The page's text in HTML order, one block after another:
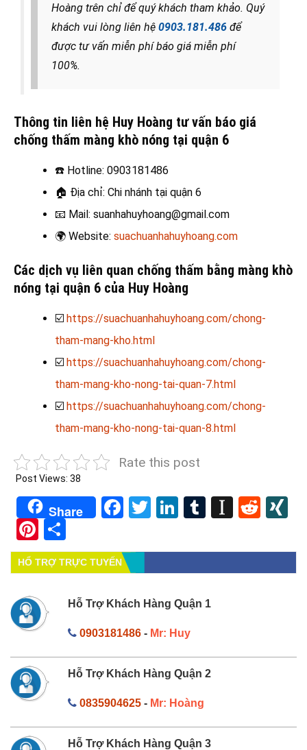
Hoàng trên chỉ để quý khách tham khảo. Quý
khách vui lòng liên hệ 0903.181.486 để
được tư vấn miễn phí báo giá miễn phí
100%.
Thông tin liên hệ Huy Hoàng tư vấn báo giá
chống thấm màng khò nóng tại quận 6
☎️ Hotline: 0903181486
🏠 Địa chỉ: Chi nhánh tại quận 6
📧 Mail: suanhahuyhoang@gmail.com
🌍 Website: suachuanhahuyhoang.com
Các dịch vụ liên quan chống thấm bằng màng khò
nóng tại quận 6 của Huy Hoàng
☑️ https://suachuanhahuyhoang.com/chong-
tham-mang-kho.html
☑️ https://suachuanhahuyhoang.com/chong-
tham-mang-kho-nong-tai-quan-7.html
☑️ https://suachuanhahuyhoang.com/chong-
tham-mang-kho-nong-tai-quan-8.html
Rate this post
Post Views: 38
Share Facebook
TwitterLinkedIn
Tumblr
Pinterest
HỔ TRỢ TRỰC TUYẾN
Hỗ Trợ Khách Hàng Quận 1
0903181486- Mr: Huy
Hỗ Trợ Khách Hàng Quận 2
0835904625- Mr: Hoàng
Hỗ Trợ Khách Hàng Quận 3